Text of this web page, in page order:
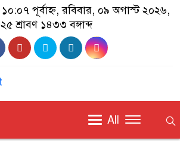
১০:০৭ পূর্বাহ্ন, রবিবার, ০৯ অগাস্ট ২০২৬,
২৫ শ্রাবণ ১৪৩৩ বঙ্গাব্দ
All